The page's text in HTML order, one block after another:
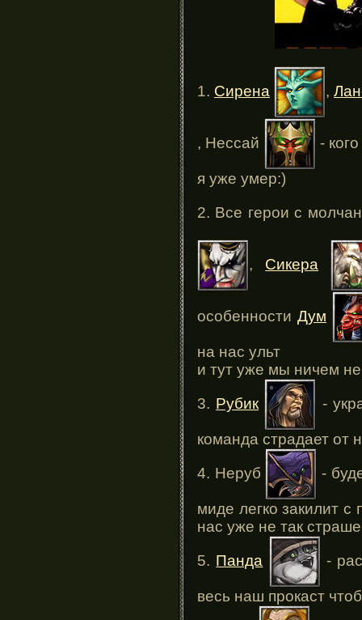
1. Сирена ,
, Нессай -
я уже умер:)
2. Все герои с
, Сикера
особенности Дум
на нас ульт
и тут уже мы ничем
3. Рубик -
команда страдает от
4. Неруб -
миде легко закилит с
нас уже не так
5. Панда -
весь наш прокаст